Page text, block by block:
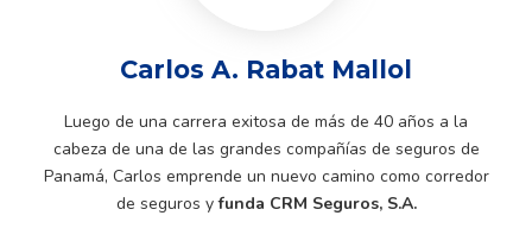
Carlos A. Rabat Mallol
Luego de una carrera exitosa de más de 40 años a la
cabeza de una de las grandes compañías de seguros de
Panamá, Carlos emprende un nuevo camino como corredor
de seguros yfunda CRM Seguros, S.A.